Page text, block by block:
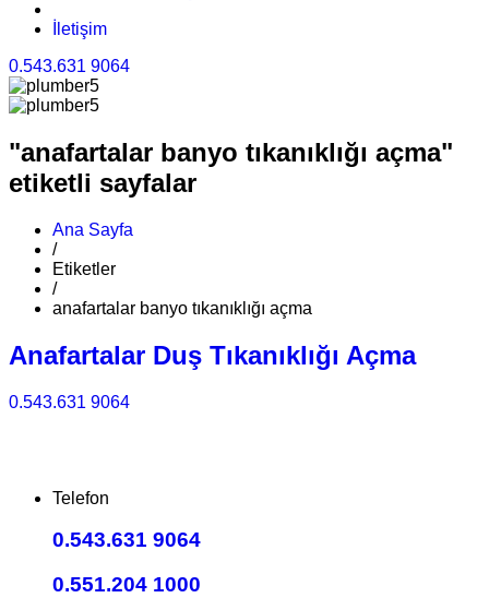
İletişim
0.543.631 9064
"anafartalar banyo tıkanıklığı açma"
etiketli sayfalar
Ana Sayfa
/
Etiketler
/
anafartalar banyo tıkanıklığı açma
Anafartalar Duş Tıkanıklığı Açma
0.543.631 9064
Telefon
0.543.631 9064
0.551.204 1000